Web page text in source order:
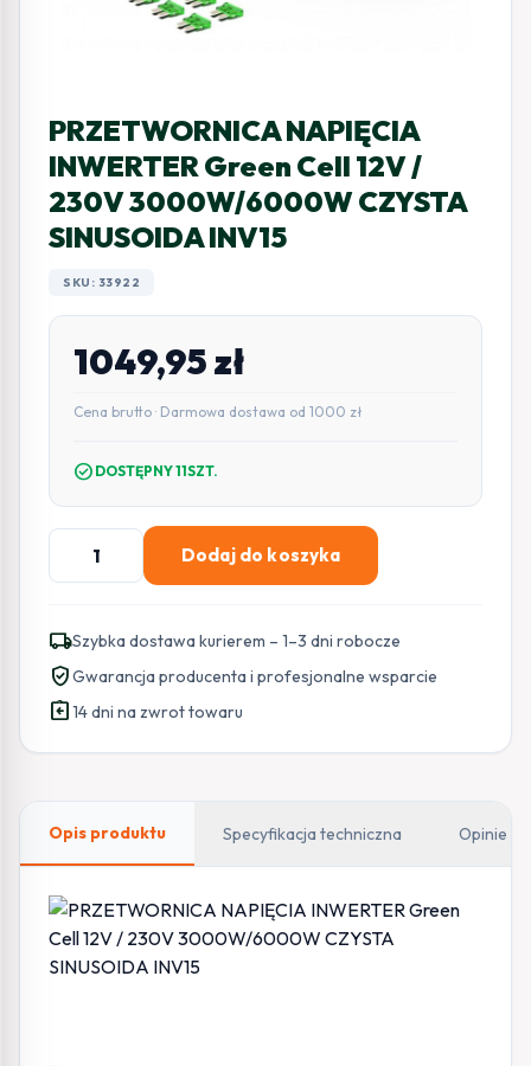
PRZETWORNICA NAPIĘCIA
INWERTER Green Cell 12V /
230V 3000W/6000W CZYSTA
SINUSOIDA INV15
SKU: 33922
1049,95zł
Cena brutto · Darmowa dostawa od 1000 zł
check_circle DOSTĘPNY 11SZT.
ilość
PRZETWORNICA
INWERTER
Green
Cell
12V
CZYSTA
Dodaj do koszyka
local_shippingSzybka dostawa kurierem – 1–3 dni robocze
verified_userGwarancja producenta i profesjonalne wsparcie
assignment_return14 dni na zwrot towaru
Opis produktu Specyfikacja techniczna Opinie